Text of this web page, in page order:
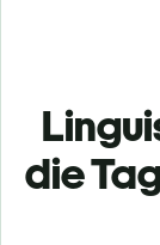
die